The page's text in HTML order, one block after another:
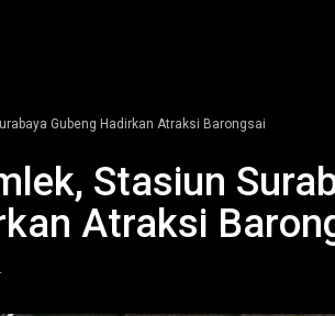
Gubeng Hadirkan Atraksi Barongsai
Stasiun
Atraksi